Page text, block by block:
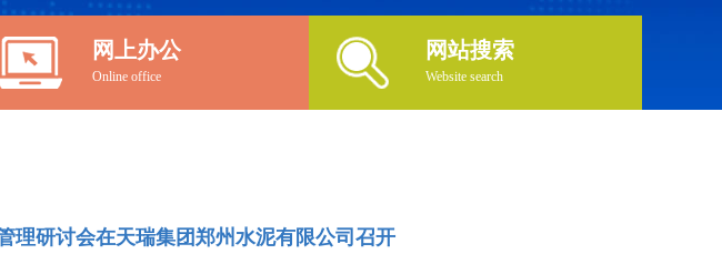
网上办公
Online office
网站搜索
Website search
理研讨会在天瑞集团郑州水泥有限公司召开